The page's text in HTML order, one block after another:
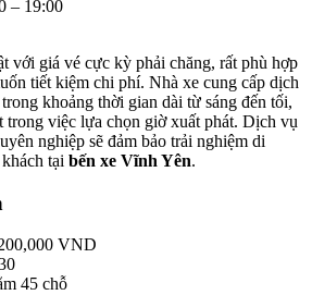
– 19:00
với giá vé cực kỳ phải chăng, rất phù hợp
tiết kiệm chi phí. Nhà xe cung cấp dịch
khoảng thời gian dài từ sáng đến tối,
trong việc lựa chọn giờ xuất phát. Dịch vụ
nghiệp sẽ đảm bảo trải nghiệm di
tại bến xe Vĩnh Yên.
VND
45 chỗ